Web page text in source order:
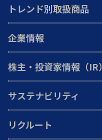
トレンド別取扱商品
企業情報
株主・投資家情報（IR）
サステナビリティ
リクルート